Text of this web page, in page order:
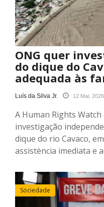
ONG quer
do dique do
adequada às
Luís da Silva Jr. 12 Mai, 2026
A Human Rights
investigação
dique do rio Cavaco,
assistència imediata e
Sociedade